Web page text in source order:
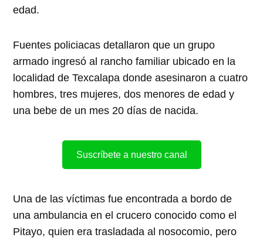
edad.
Fuentes policiacas detallaron que un grupo
armado ingresó al rancho familiar ubicado en la
localidad de Texcalapa donde asesinaron a cuatro
hombres, tres mujeres, dos menores de edad y
una bebe de un mes 20 días de nacida.
Suscríbete a nuestro canal
Una de las víctimas fue encontrada a bordo de
una ambulancia en el crucero conocido como el
Pitayo, quien era trasladada al nosocomio, pero